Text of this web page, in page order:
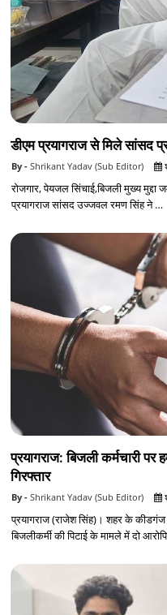
डीएम प्रयागराज से मिले सांसद
Shrikant Yadav (Sub Editor)
रोजगार, पेयजल सिंचाई,बिजली मुख्य मुद्दा
प्रयागराज सांसद उज्जवल रमण सिंह ने …
प्रयागराज: बिजली कर्मचारी
गिरफ्तार
Shrikant Yadav (Sub Editor)
प्रयागराज (राजेश सिंह)। शहर के
बिजलीकर्मी की पिटाई के मामले में दो